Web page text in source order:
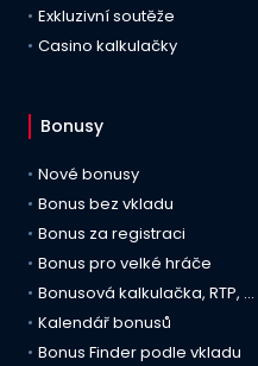
Exkluzivní soutěže
Casino kalkulačky
Bonusy
Nové bonusy
Bonus bez vkladu
Bonus za registraci
Bonus pro velké hráče
Bonusová kalkulačka, RTP, …
Kalendář bonusů
Bonus Finder podle vkladu